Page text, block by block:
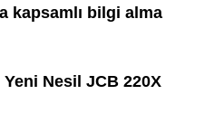
kapsamlı bilgi alma
Yeni Nesil JCB 220X